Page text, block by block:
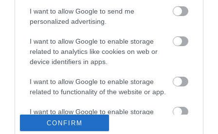
I want to allow Google to send me
personalized advertising.
I want to allow Google to enable storage
related to analytics like cookies on web or
device identifiers in apps.
I want to allow Google to enable storage
related to functionality of the website or app.
I want to allow Google to enable storage
related to personalization.
CONFIRM
Megérkezett az eső a Duna vízgyűjtőjére
Újabb két gyanúsítottat fogtak el a 600 milliós
Vizes Eb - Megvan az első magyar arany, a nyíltvízi úszó
Betlehem Dávid nyerte a kieséses versenyt
top cikkek:
Nem is olyan egészséges a népszerű banán?